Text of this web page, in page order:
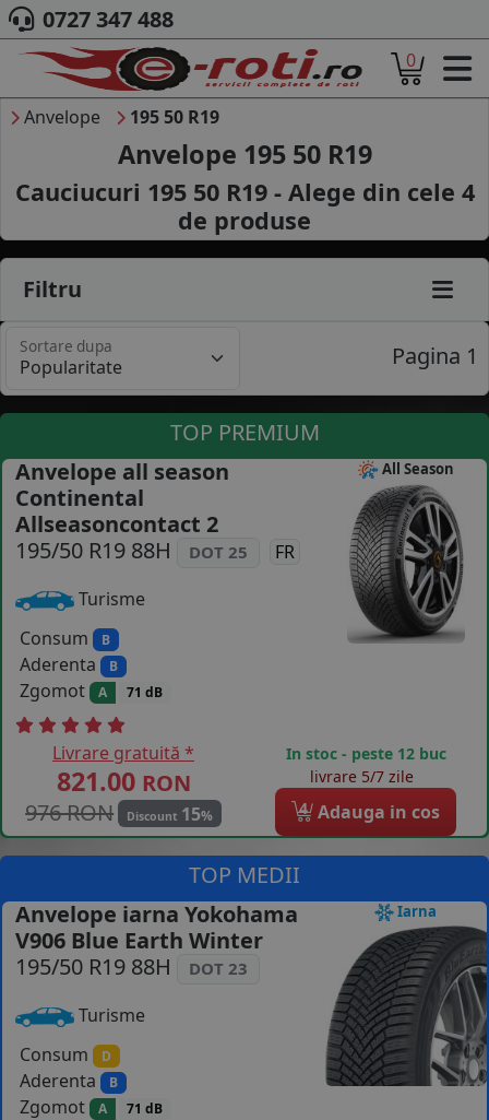
ACASA
DESPRE NOI
ANVELOPE
AUTO
CAMION
MOTO
AGROINDUSTRIALE
MARCA AUTO
B2B - COLABORARE COMPANII
CONTACT
COS (0 PRODUSE
0727 347 488
0
Anvelope 195 50 R19
Anvelope 195 50 R19
Cauciucuri 195 50 R19 - Alege din cele 4
de produse
Filtru
Sortare dupa Pagina 1
TOP PREMIUM
All Season
Anvelope all season
Continental
Allseasoncontact 2
195/50 R19 88H
DOT 25
FR
Turisme
Consum
B
Aderenta B
Zgomot A 71 dB
Livrare gratuită *
821.00 RON
976 RON
Discount 15%
In stoc - peste 12 buc
livrare 5/7 zile
4 Adauga in cos
TOP MEDII
Iarna
Anvelope iarna Yokohama
V906 Blue Earth Winter
195/50 R19 88H
DOT 23
Turisme
Consum
D
Aderenta B
Zgomot A 71 dB